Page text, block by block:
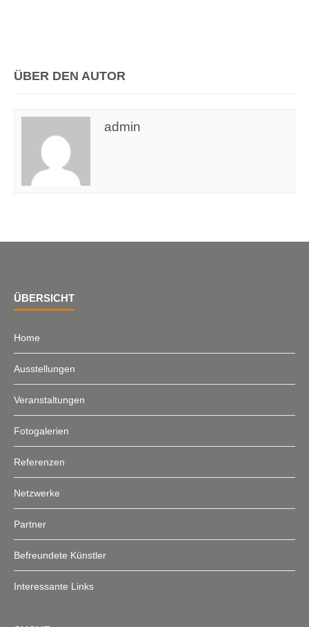
ÜBER DEN AUTOR
admin
ÜBERSICHT
Home
Ausstellungen
Veranstaltungen
Fotogalerien
Referenzen
Netzwerke
Partner
Befreundete Künstler
Interessante Links